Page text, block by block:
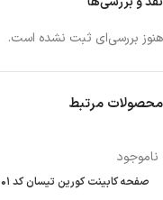
هنوز بررسی‌ای ثبت نشده است.
محصولات مرتبط
ناموجود
صفحه کابینت کورین تیسان کد TG-۲۰۱